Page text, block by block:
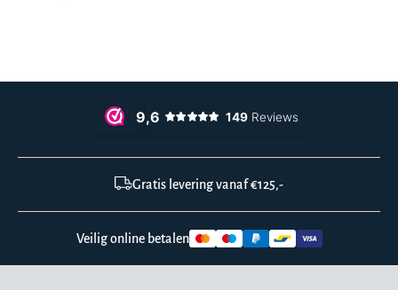
Gratis levering vanaf €125,-
Veilig online betalen